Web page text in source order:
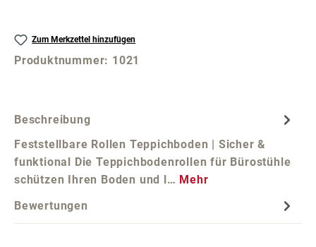
Zum Merkzettel hinzufügen
Produktnummer: 1021
Beschreibung
Feststellbare Rollen Teppichboden | Sicher &
funktional Die Teppichbodenrollen für Bürostühle
schützen Ihren Boden und l… Mehr
Bewertungen